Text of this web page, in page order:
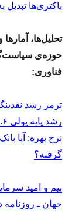
باکتری‌ها تبدیل
تحلیل‌ها،
حوزه‌ی
فناوری:
ترمز رشد
رشد پایه پولی ۱۱.۶ واحد درصد کاهش یافت
نرخ بهره: آیا
گرفته؟
بیم‌ و امید
جهان ـ روزنامه